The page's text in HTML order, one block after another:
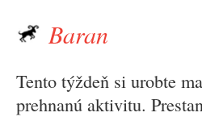
Baran
Tento týždeň si urobte
prehnanú aktivitu.